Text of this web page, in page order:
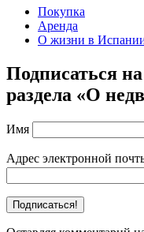
Покупка
Аренда
О жизни в
Подписаться
раздела «О
Имя
Адрес электронной